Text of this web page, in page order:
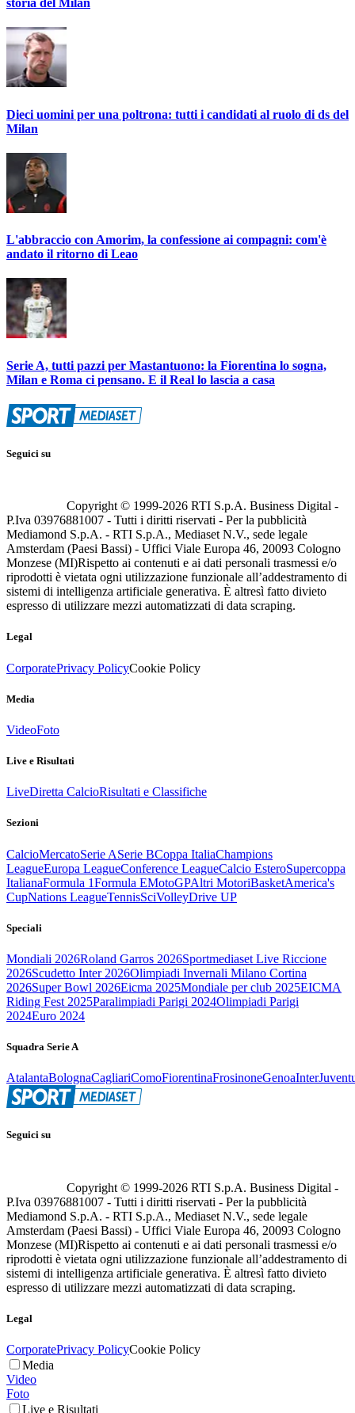
storia del Milan
Dieci uomini per una poltrona: tutti i candidati al ruolo di ds del
Milan
L'abbraccio con Amorim, la confessione ai compagni: com'è
andato il ritorno di Leao
Serie A, tutti pazzi per Mastantuono: la Fiorentina lo sogna,
Milan e Roma ci pensano. E il Real lo lascia a casa
Seguici su
Copyright © 1999-2026 RTI S.p.A. Business Digital -
P.Iva 03976881007 - Tutti i diritti riservati - Per la pubblicità
Mediamond S.p.A. - RTI S.p.A., Mediaset N.V., sede legale
Amsterdam (Paesi Bassi) - Uffici Viale Europa 46, 20093 Cologno
Monzese (MI)Rispetto ai contenuti e ai dati personali trasmessi e/o
riprodotti è vietata ogni utilizzazione funzionale all’addestramento di
sistemi di intelligenza artificiale generativa. È altresì fatto divieto
espresso di utilizzare mezzi automatizzati di data scraping.
Legal
CorporatePrivacy PolicyCookie Policy
Media
VideoFoto
Live e Risultati
LiveDiretta CalcioRisultati e Classifiche
Sezioni
CalcioMercatoSerie ASerie BCoppa ItaliaChampions
LeagueEuropa LeagueConference LeagueCalcio EsteroSupercoppa
ItalianaFormula 1Formula EMotoGPAltri MotoriBasketAmerica's
CupNations LeagueTennisSciVolleyDrive UP
Speciali
Mondiali 2026Roland Garros 2026Sportmediaset Live Riccione
2026Scudetto Inter 2026Olimpiadi Invernali Milano Cortina
2026Super Bowl 2026Eicma 2025Mondiale per club 2025EICMA
Riding Fest 2025Paralimpiadi Parigi 2024Olimpiadi Parigi
2024Euro 2024
Squadra Serie A
AtalantaBolognaCagliariComoFiorentinaFrosinoneGenoaInter
Seguici su
Copyright © 1999-2026 RTI S.p.A. Business Digital -
P.Iva 03976881007 - Tutti i diritti riservati - Per la pubblicità
Mediamond S.p.A. - RTI S.p.A., Mediaset N.V., sede legale
Amsterdam (Paesi Bassi) - Uffici Viale Europa 46, 20093 Cologno
Monzese (MI)Rispetto ai contenuti e ai dati personali trasmessi e/o
riprodotti è vietata ogni utilizzazione funzionale all’addestramento di
sistemi di intelligenza artificiale generativa. È altresì fatto divieto
espresso di utilizzare mezzi automatizzati di data scraping.
Legal
CorporatePrivacy PolicyCookie Policy
Media
Video
Foto
Live e Risultati